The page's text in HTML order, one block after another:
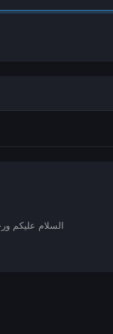
السلام عليكم ورحمة الله